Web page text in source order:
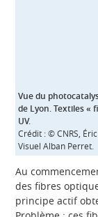
Vue du
de Lyon. Textiles «
UV.
Crédit : © CNRS,
Visuel Alban Perret.
Au
des fibres
principe actif